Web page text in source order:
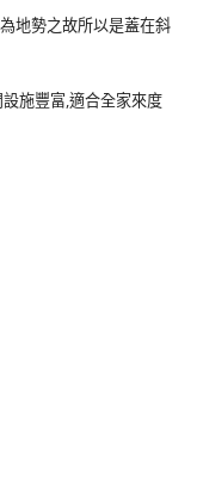
地勢之故所以是蓋在斜